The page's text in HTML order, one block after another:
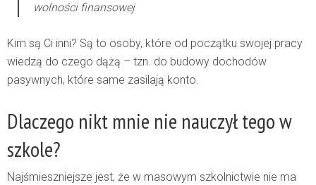
wolności finansowej
Kim są Ci inni? Są to osoby, które od początku swojej pracy
wiedzą do czego dążą – tzn. do budowy dochodów
pasywnych, które same zasilają konto.
Dlaczego nikt mnie nie nauczył tego w
szkole?
Najśmieszniejsze jest, że w masowym szkolnictwie nie ma